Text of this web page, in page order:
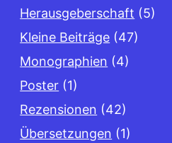
Herausgeberschaft (5)
Kleine Beiträge (47)
Monographien (4)
Poster (1)
Rezensionen (42)
Übersetzungen (1)